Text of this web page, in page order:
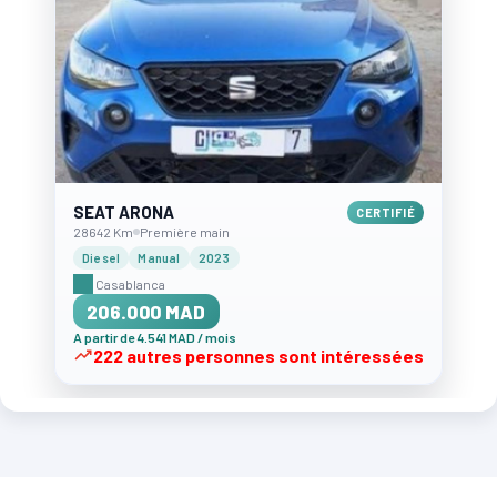
SEAT ARONA CERTIFIÉ
28642 Km Première main
Diesel Manual 2023
Casablanca
206.000 MAD
A partir de 4.541 MAD / mois
222 autres personnes sont intéressées